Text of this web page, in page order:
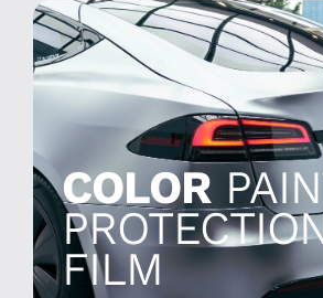
改色犀牛皮 – 實車安裝範例
COLOR
FILM